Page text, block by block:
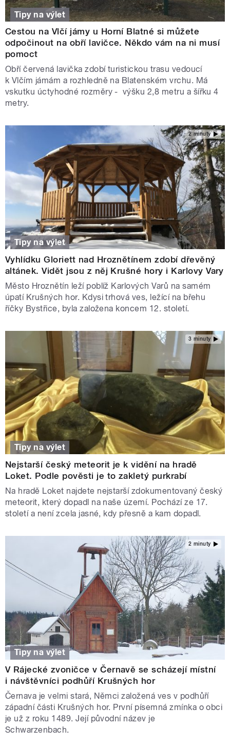
Tipy na výlet
Cestou na Vlčí jámy u Horní Blatné si můžete
odpočinout na obří lavičce. Někdo vám na ni musí
pomoct
Obří červená lavička zdobí turistickou trasu vedoucí
k Vlčím jámám a rozhledně na Blatenském vrchu. Má
vskutku úctyhodné rozměry - výšku 2,8 metru a šířku 4
metry.
2 minuty
Tipy na výlet
Vyhlídku Gloriett nad Hroznětínem zdobí dřevěný
altánek. Vidět jsou z něj Krušné hory i Karlovy Vary
Město Hroznětín leží poblíž Karlových Varů na samém
úpatí Krušných hor. Kdysi trhová ves, ležící na břehu
říčky Bystřice, byla založena koncem 12. století.
3 minuty
Tipy na výlet
Nejstarší český meteorit je k vidění na hradě
Loket. Podle pověsti je to zakletý purkrabí
Na hradě Loket najdete nejstarší zdokumentovaný český
meteorit, který dopadl na naše území. Pochází ze 17.
století a není zcela jasné, kdy přesně a kam dopadl.
2 minuty
Tipy na výlet
V Rájecké zvoničce v Černavě se scházejí místní
i návštěvníci podhůří Krušných hor
Černava je velmi stará, Němci založená ves v podhůří
západní části Krušných hor. První písemná zmínka o obci
je už z roku 1489. Její původní název je
Schwarzenbach.